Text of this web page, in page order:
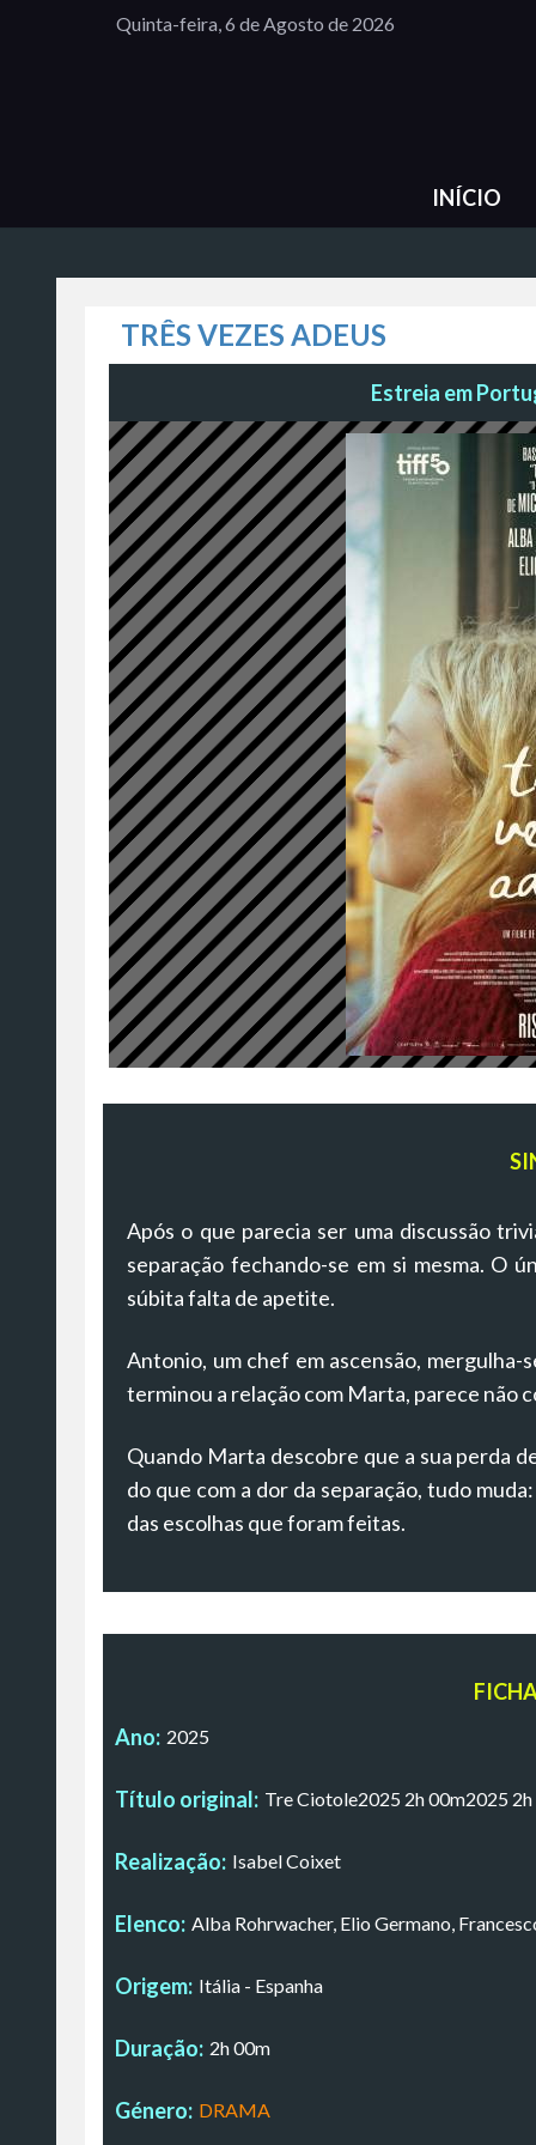
Quinta-feira, 6 de Agosto de 2026
INÍCIO
TRÊS VEZES ADEUS
Estreia em
Após o que parecia ser uma discussão
separação fechando-se em si mesma. O
súbita falta de apetite.
Antonio, um chef em ascensão,
terminou a relação com Marta, parece não
Quando Marta descobre que a sua perda
do que com a dor da separação, tudo
das escolhas que foram feitas.
Ano: 2025
Título original: Tre Ciotole2025 2h 00m2025 2h
Realização: Isabel Coixet
Elenco: Alba Rohrwacher, Elio Germano,
Origem: Itália - Espanha
Duração: 2h 00m
Género: DRAMA